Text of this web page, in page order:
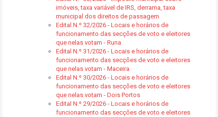
imóveis, taxa variável de IRS, derrama, taxa
municipal dos direitos de passagem
Edital N.º 32/2026 - Locais e horários de
funcionamento das secções de voto e eleitores
que nelas votam - Runa
Edital N.º 31/2026 - Locais e horários de
funcionamento das secções de voto e eleitores
que nelas votam - Maceira
Edital N.º 30/2026 - Locais e horários de
funcionamento das secções de voto e eleitores
que nelas votam - Dois Portos
Edital N.º 29/2026 - Locais e horários de
funcionamento das secções de voto e eleitores